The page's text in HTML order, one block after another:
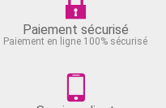
Paiement sécurisé
Paiement en ligne 100% sécurisé